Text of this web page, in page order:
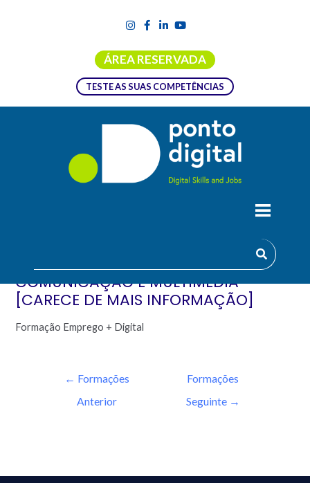
ÁREA RESERVADA
TESTE AS SUAS COMPETÊNCIAS
FORMAÇÃO EMPREGO + DIGITAL |
UFCD 0135 – DESIGN –
COMUNICAÇÃO E MULTIMÉDIA
[CARECE DE MAIS INFORMAÇÃO]
Formação Emprego + Digital
← Formações
Anterior
Formações
Seguinte →